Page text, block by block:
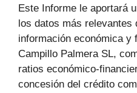
Este Informe le aportará
los datos más relevantes
información económica y
Campillo Palmera SL,
ratios económico-
concesión del crédito